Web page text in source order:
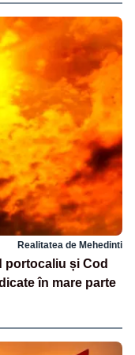
Realitatea de Mehedinti
portocaliu și Cod
în mare parte